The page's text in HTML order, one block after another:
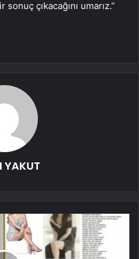
çıkacağını umarız.”
YAKUT